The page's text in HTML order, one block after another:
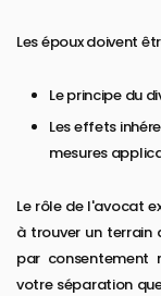
Les époux doivent
Le principe du
Les effets
mesures
Le rôle de l'avocat
à trouver un terrain
par consentement
votre séparation